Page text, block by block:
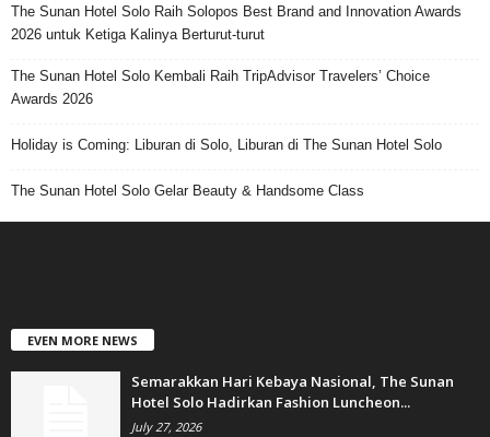
The Sunan Hotel Solo Raih Solopos Best Brand and Innovation Awards
2026 untuk Ketiga Kalinya Berturut-turut
The Sunan Hotel Solo Kembali Raih TripAdvisor Travelers’ Choice
Awards 2026
Holiday is Coming: Liburan di Solo, Liburan di The Sunan Hotel Solo
The Sunan Hotel Solo Gelar Beauty & Handsome Class
EVEN MORE NEWS
Semarakkan Hari Kebaya Nasional, The Sunan
Hotel Solo Hadirkan Fashion Luncheon...
July 27, 2026